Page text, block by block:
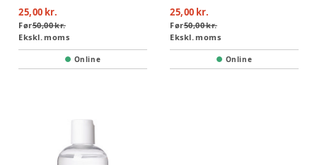
25,00 kr.
Før50,00 kr.
Ekskl. moms
Online
25,00 kr.
Før50,00 kr.
Ekskl. moms
Online